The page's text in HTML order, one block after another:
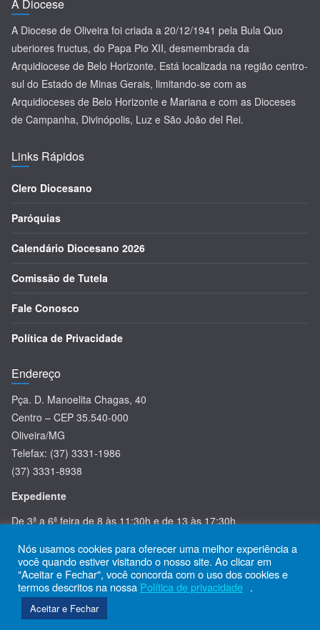
A Diocese
A Diocese de Oliveira foi criada a 20/12/1941 pela Bula Quo
uberiores fructus, do Papa Pio XII, desmembrada da
Arquidiocese de Belo Horizonte. Está localizada na região centro-
sul do Estado de Minas Gerais, limitando-se com as
Arquidioceses de Belo Horizonte e Mariana e com as Dioceses
de Campanha, Divinópolis, Luz e São João del Rei.
Links Rápidos
Clero Diocesano
Paróquias
Calendário Diocesano 2026
Comissão de Tutela
Fale Conosco
Política de Privacidade
Endereço
Pça. D. Manoelita Chagas, 40
Centro – CEP 35.540-000
Oliveira/MG
Telefax: (37) 3331-1986
(37) 3331-8938
Expediente
De 3ª a 6ª feira de 8 às 11:30h e de 13 às 17:30h
Copyright © 2026Diocese Oliveira
Tema:ColorMagpor ThemeGrill. Powered by
Nós usamos cookies para oferecer uma melhor experiência a
você quando estiver visitando o nosso site. Ao clicar em
"Aceitar e Fechar", você concorda com o uso dos cookies e
termos descritos na nossa Política de privacidade .
Aceitar e Fechar